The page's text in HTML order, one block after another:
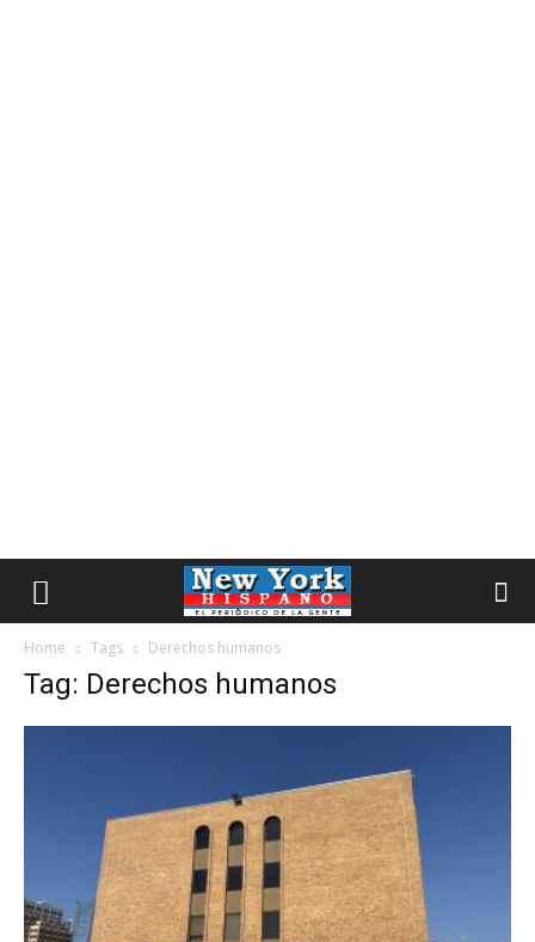
Home Tags Derechos humanos
Tag: Derechos humanos